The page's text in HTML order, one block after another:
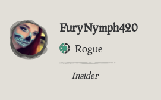
FuryNymph420
Rogue
Insider